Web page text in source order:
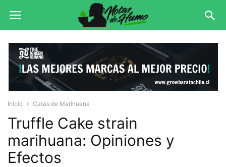
Inicio Catas de Marihuana
Truffle Cake strain
marihuana: Opiniones y
Efectos